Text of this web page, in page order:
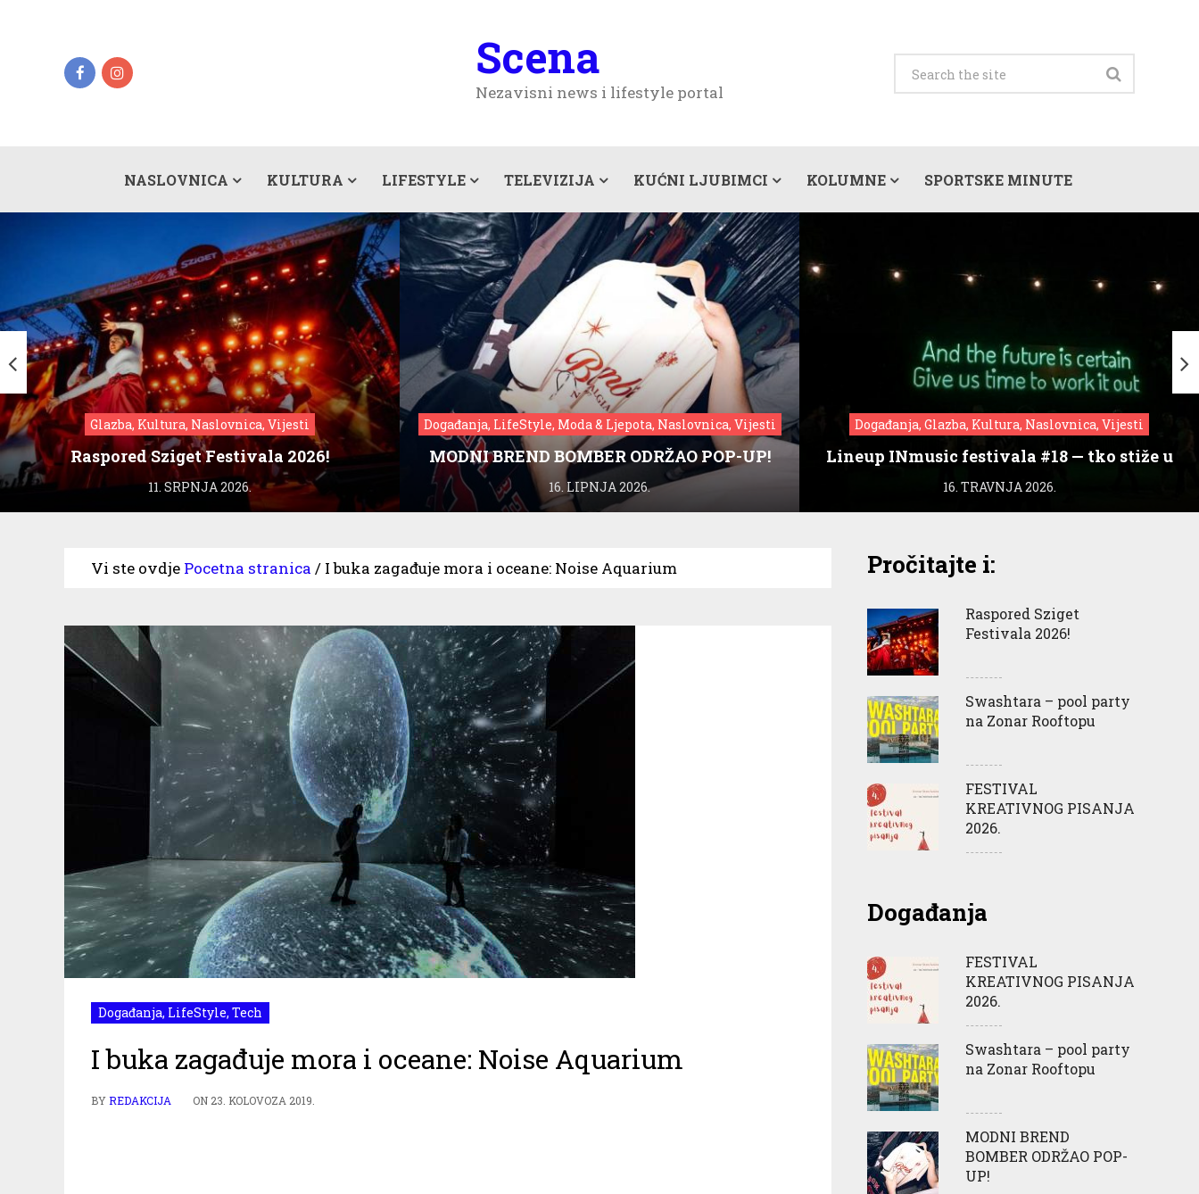
Scena
Nezavisni news i lifestyle portal
NASLOVNICA KULTURA LIFESTYLE TELEVIZIJA KUĆNI LJUBIMCI KOLUMNE SPORTSKE MINUTE
Glazba, Kultura, Naslovnica, Vijesti
Raspored Sziget Festivala 2026!
11. SRPNJA 2026.
Događanja, LifeStyle, Moda & Ljepota, Naslovnica, Vijesti
MODNI BREND BOMBER ODRŽAO POP-UP!
16. LIPNJA 2026.
Događanja, Glazba, Kultura, Naslovnica, Vijesti
Lineup INmusic festivala #18 — tko stiže u
Zagreb?
16. TRAVNJA 2026.
Vi ste ovdje Pocetna stranica / I buka zagađuje mora i oceane: Noise Aquarium
Događanja, LifeStyle, Tech
I buka zagađuje mora i oceane: Noise Aquarium
BYREDAKCIJA ON 23. KOLOVOZA 2019.
Pročitajte i:
Raspored Sziget
Festivala 2026!
Swashtara – pool party
na Zonar Rooftopu
FESTIVAL
KREATIVNOG PISANJA
2026.
Događanja
FESTIVAL
KREATIVNOG PISANJA
2026.
Swashtara – pool party
na Zonar Rooftopu
MODNI BREND
BOMBER ODRŽAO POP-
UP!